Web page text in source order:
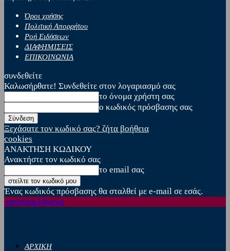
Όροι χρήσης
Πολιτική Απορρήτου
Ροή Ειδήσεων
ΔΙΑΦΗΜΙΣΕΙΣ
ΕΠΙΚΟΙΝΩΝΙΑ
συνδεθείτε
Καλωσήρθατε! Συνδεθείτε στον λογαριασμό σας
το όνομα χρήστη σας
ο κωδικός πρόσβασης σας
Ξεχάσατε τον κωδικό σας? ζήτα βοήθεια
cookies
ΑΝΑΚΤΗΣΗ ΚΩΔΙΚΟΥ
Ανακτήστε τον κωδικό σας
το email σας
Ένας κωδικός πρόσβασης θα σταλθεί με e-mail σε εσάς.
sporting24news
ΑΡΧΙΚΗ